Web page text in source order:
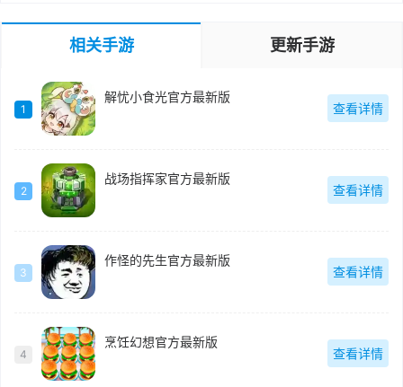
相关手游 更新手游
1
解忧小食光官方最新版
查看详情
2
战场指挥家官方最新版
查看详情
3
作怪的先生官方最新版
查看详情
4
烹饪幻想官方最新版
查看详情